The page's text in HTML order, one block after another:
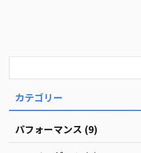
カテゴリー
パフォーマンス (9)